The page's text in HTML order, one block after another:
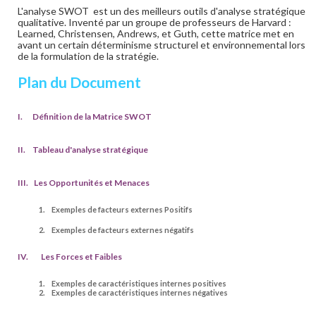
L'analyse SWOT est un des meilleurs outils d'analyse stratégique
qualitative. Inventé par un groupe de professeurs de Harvard :
Learned, Christensen, Andrews, et Guth, cette matrice met en
avant un certain déterminisme structurel et environnemental lors
de la formulation de la stratégie.
Plan du Document
I. Définition de la Matrice SWOT
II. Tableau d'analyse stratégique
III. Les Opportunités et Menaces
1. Exemples de facteurs externes Positifs
2. Exemples de facteurs externes négatifs
IV. Les Forces et Faibles
1. Exemples de caractéristiques internes positives
2. Exemples de caractéristiques internes négatives